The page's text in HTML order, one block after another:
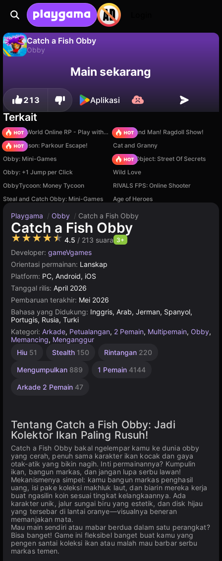
Catch a Fish Obby
Obby
Simpan progresnya!
Main sekarang
213 Aplikasi
Terkait
Sprunki World Online RP - Play with Friends!
Playground Man! Ragdoll Show!
Barry Prison: Parkour Escape!
Cat and Granny
Obby: Mini-Games
Hidden Object: Street Of Secrets
Obby: +1 Jump per Click
Wild Love
ObbyTycoon: Money Tycoon
RIVALS FPS: Online Shooter
Steal and Catch Obby: Mini-Games
Age of Heroes
Playgama / Obby / Catch a Fish Obby
Catch a Fish Obby
★★★★★ 4.5 / 213 suara 3+
Developer: gameVgames
Orientasi permainan: Lanskap
Platform: PC, Android, iOS
Tanggal rilis: April 2026
Pembaruan terakhir: Mei 2026
Bahasa yang Didukung: Inggris, Arab, Jerman, Spanyol,
Portugis, Rusia, Turki
Kategori: Arkade, Petualangan, 2 Pemain, Multipemain, Obby,
Memancing, Menganggur
Hiu 51 Stealth 150 Rintangan 220
Mengumpulkan 889 1 Pemain 4144
Arkade 2 Pemain 47
Hewan
Italia
Bertahan
Tentang Catch a Fish Obby: Jadi
Kolektor Ikan Paling Rusuh!
Catch a Fish Obby bakal ngelempar kamu ke dunia obby
yang cerah, penuh sama karakter ikan kocak dan gaya
otak-atik yang bikin nagih. Inti permainannya? Kumpulin
ikan, bangun markas, dan jangan lupa serbu lawan!
Mekanismenya simpel: kamu bangun markas penghasil
uang, isi pake koleksi makhluk laut, dan biarin mereka kerja
buat ngasilin koin sesuai tingkat kelangkaannya. Ada
karakter unik, jalur sungai biru yang estetik, dan disk hijau
yang tersebar di lantai oranye—visualnya beneran
memanjakan mata.
Mau main sendiri atau mabar berdua dalam satu perangkat?
Bisa banget! Game ini fleksibel banget buat kamu yang
pengen santai koleksi ikan atau malah mau barbar serbu
markas temen.